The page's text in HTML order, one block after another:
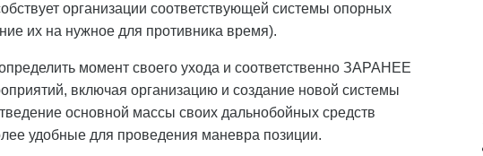
организации соответствующей системы опорных
их на нужное для противника время).
момент своего ухода и соответственно ЗАРАНЕЕ
включая организацию и создание новой системы
основной массы своих дальнобойных средств
удобные для проведения маневра позиции.